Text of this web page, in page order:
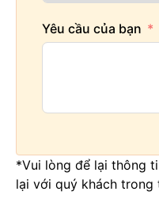
Yêu cầu của bạn
*Vui lòng để lại thông
lại với quý khách trong